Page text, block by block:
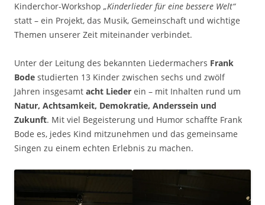
Kinderchor-Workshop „Kinderlieder für eine bessere Welt“
statt – ein Projekt, das Musik, Gemeinschaft und wichtige
Themen unserer Zeit miteinander verbindet.
Unter der Leitung des bekannten Liedermachers Frank
Bode studierten 13 Kinder zwischen sechs und zwölf
Jahren insgesamt acht Lieder ein – mit Inhalten rund um
Natur, Achtsamkeit, Demokratie, Anderssein und
Zukunft. Mit viel Begeisterung und Humor schaffte Frank
Bode es, jedes Kind mitzunehmen und das gemeinsame
Singen zu einem echten Erlebnis zu machen.